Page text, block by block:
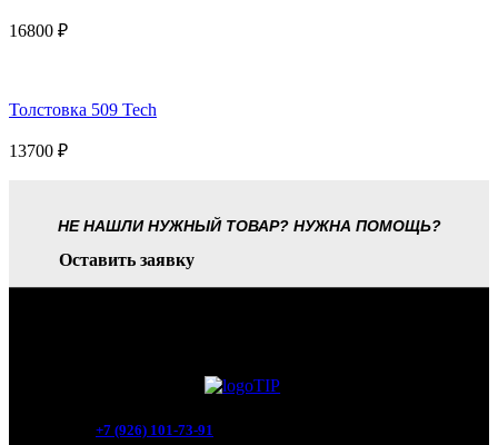
16800 ₽
Толстовка 509 Tech
13700 ₽
НЕ НАШЛИ НУЖНЫЙ ТОВАР? НУЖНА ПОМОЩЬ?
Оставить заявку
+7 (926) 101-73-91